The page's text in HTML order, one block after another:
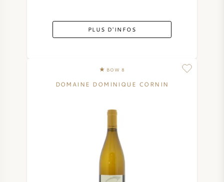
PLUS D'INFOS
BOW 8
DOMAINE DOMINIQUE CORNIN